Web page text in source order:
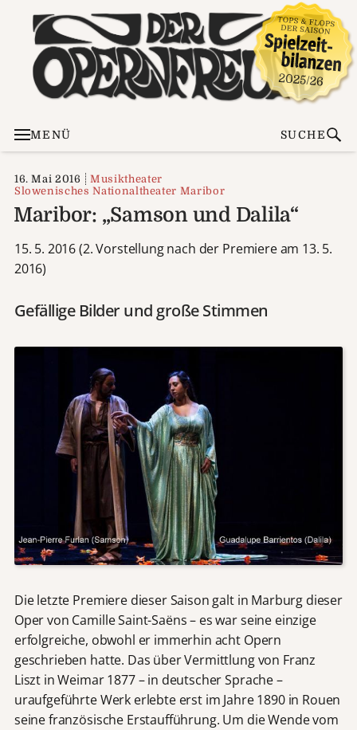
MENÜ SUCHE
16. Mai 2016
Musiktheater
Slowenisches Nationaltheater Maribor
Maribor: „Samson und Dalila“
15. 5. 2016 (2. Vorstellung nach der Premiere am 13. 5.
2016)
Gefällige Bilder und große Stimmen
Die letzte Premiere dieser Saison galt in Marburg dieser
Oper von Camille Saint-Saëns – es war seine einzige
erfolgreiche, obwohl er immerhin acht Opern
geschrieben hatte. Das über Vermittlung von Franz
Liszt in Weimar 1877 – in deutscher Sprache –
uraufgeführte Werk erlebte erst im Jahre 1890 in Rouen
seine französische Erstaufführung. Um die Wende vom